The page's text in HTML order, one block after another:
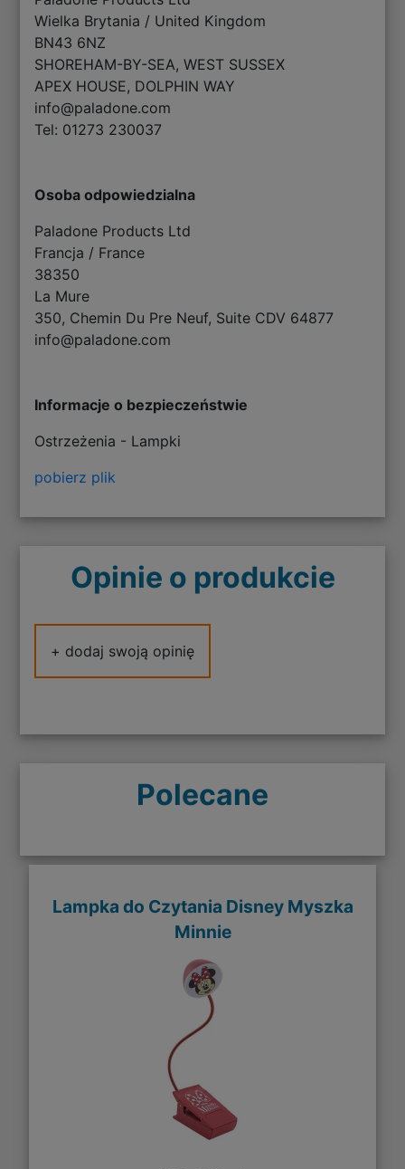
Wielka Brytania / United Kingdom
BN43 6NZ
SHOREHAM-BY-SEA, WEST SUSSEX
APEX HOUSE, DOLPHIN WAY
info@paladone.com
Tel: 01273 230037
Osoba odpowiedzialna
Paladone Products Ltd
Francja / France
38350
La Mure
350, Chemin Du Pre Neuf, Suite CDV 64877
info@paladone.com
Informacje o bezpieczeństwie
Ostrzeżenia - Lampki
pobierz plik
Opinie o produkcie
+ dodaj swoją opinię
Polecane
Lampka do Czytania Disney Myszka
Minnie